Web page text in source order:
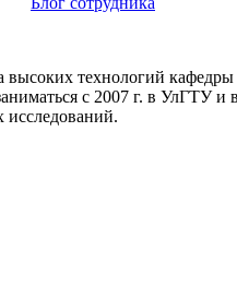
технологий
с 2007 г. в
исследований.